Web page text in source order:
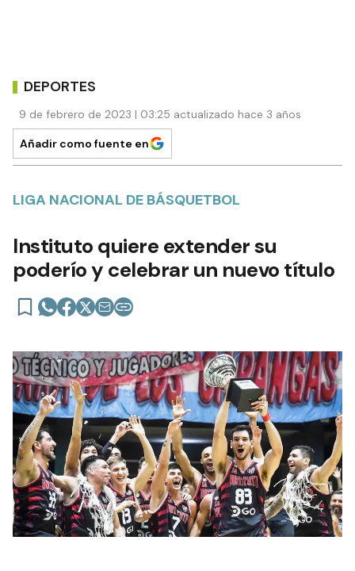
DEPORTES
9 de febrero de 2023 | 03:25 actualizado hace 3 años
Añadir como fuente en
LIGA NACIONAL DE BÁSQUETBOL
Instituto quiere extender su
poderío y celebrar un nuevo título